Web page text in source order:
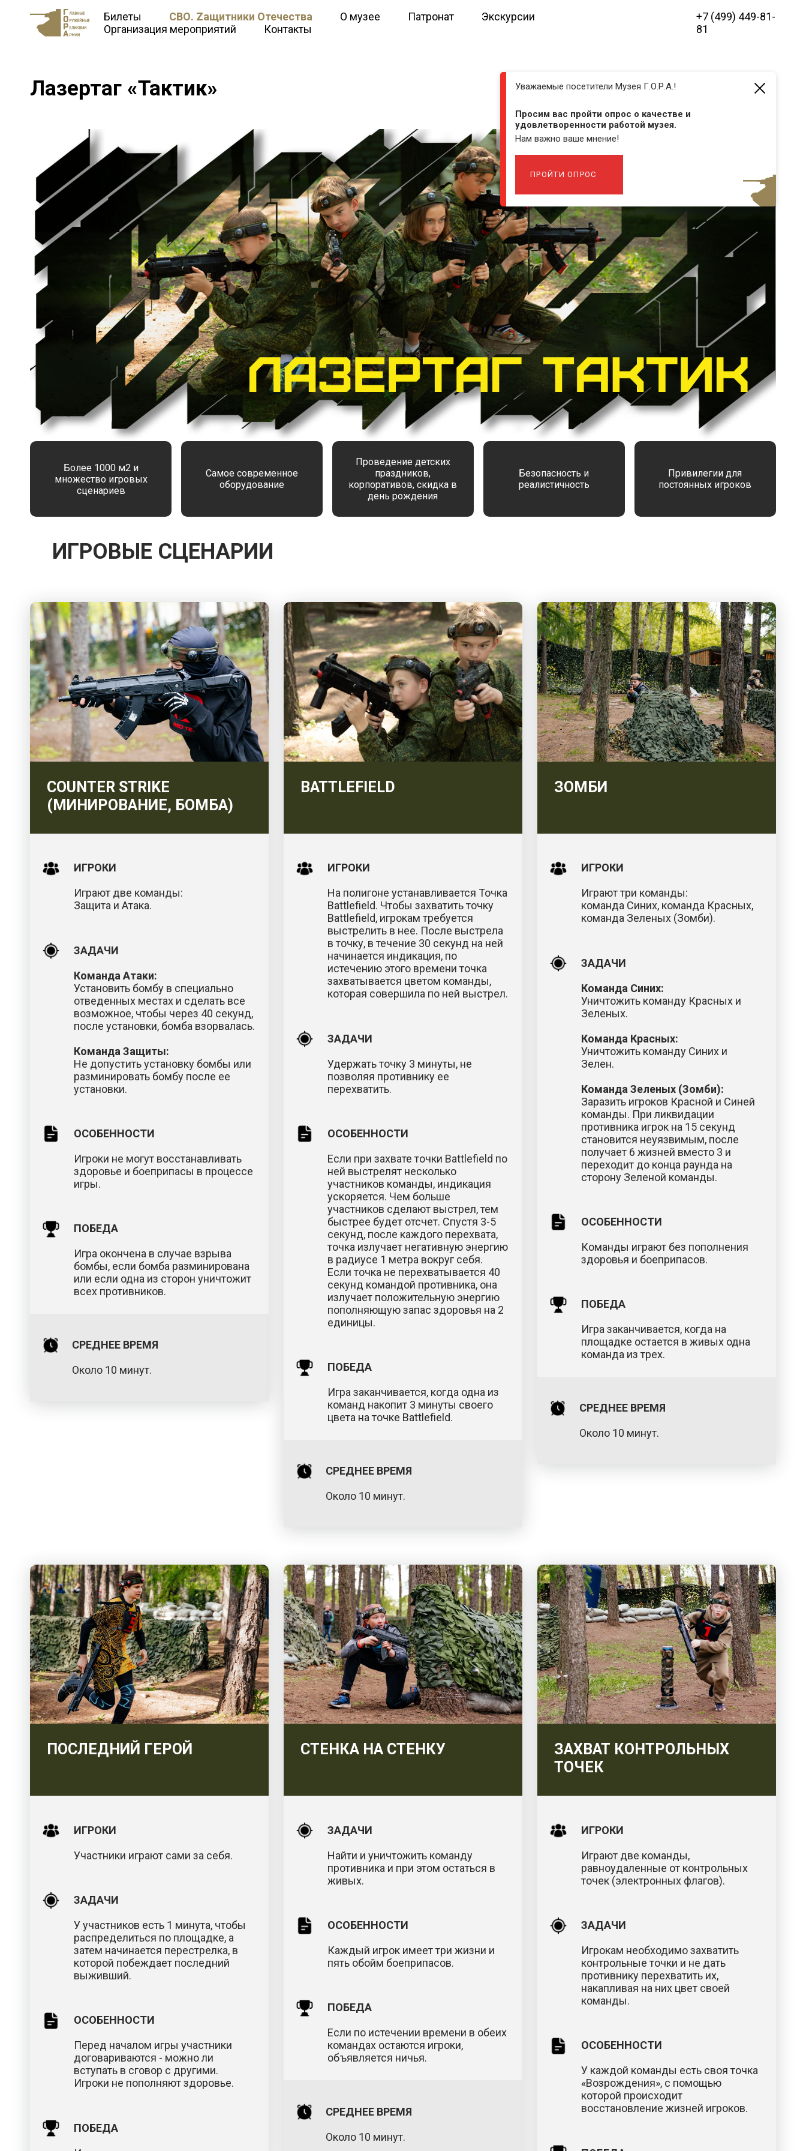
Уважаемые посетители Музея Г.О.Р.А.!
Просим вас пройти опрос о качестве и
удовлетворенности работой музея.
Нам важно ваше мнение!
ПРОЙТИ ОПРОС
Билеты СВО. Zащитники Отечества О музее Патронат
Экскурсии
Организация мероприятий
Контакты
+7 (499) 449-81-
81
Лазертаг «Тактик»
Более 1000 м2 и
множество игровых
сценариев
Самое современное
оборудование
Проведение детских
праздников,
корпоративов, скидка в
день рождения
Безопасность и
реалистичность
Привилегии для
постоянных игроков
ИГРОВЫЕ СЦЕНАРИИ
COUNTER STRIKE
(МИНИРОВАНИЕ, БОМБА)
ИГРОКИ
Играют две команды:
Защита и Атака.
ЗАДАЧИ
Команда Атаки:
Установить бомбу в специально
отведенных местах и сделать все
возможное, чтобы через 40 секунд,
после установки, бомба взорвалась.
Команда Защиты:
Не допустить установку бомбы или
разминировать бомбу после ее
установки.
ОСОБЕННОСТИ
Игроки не могут восстанавливать
здоровье и боеприпасы в процессе
игры.
ПОБЕДА
Игра окончена в случае взрыва
бомбы, если бомба разминирована
или если одна из сторон уничтожит
всех противников.
СРЕДНЕЕ ВРЕМЯ
Около 10 минут.
BATTLEFIELD
ИГРОКИ
На полигоне устанавливается Точка
Battlefield. Чтобы захватить точку
Battlefield, игрокам требуется
выстрелить в нее. После выстрела
в точку, в течение 30 секунд на ней
начинается индикация, по
истечению этого времени точка
захватывается цветом команды,
которая совершила по ней выстрел.
ЗАДАЧИ
Удержать точку 3 минуты, не
позволяя противнику ее
перехватить.
ОСОБЕННОСТИ
Если при захвате точки Battlefield по
ней выстрелят несколько
участников команды, индикация
ускоряется. Чем больше
участников сделают выстрел, тем
быстрее будет отсчет. Спустя 3-5
секунд, после каждого перехвата,
точка излучает негативную энергию
в радиусе 1 метра вокруг себя.
Если точка не перехватывается 40
секунд командой противника, она
излучает положительную энергию
пополняющую запас здоровья на 2
единицы.
ПОБЕДА
Игра заканчивается, когда одна из
команд накопит 3 минуты своего
цвета на точке Battlefield.
СРЕДНЕЕ ВРЕМЯ
Около 10 минут.
ЗОМБИ
ИГРОКИ
Играют три команды:
команда Синих, команда Красных,
команда Зеленых (Зомби).
ЗАДАЧИ
Команда Синих:
Уничтожить команду Красных и
Зеленых.
Команда Красных:
Уничтожить команду Синих и
Зелен.
Команда Зеленых (Зомби):
Заразить игроков Красной и Синей
команды. При ликвидации
противника игрок на 15 секунд
становится неуязвимым, после
получает 6 жизней вместо 3 и
переходит до конца раунда на
сторону Зеленой команды.
ОСОБЕННОСТИ
Команды играют без пополнения
здоровья и боеприпасов.
ПОБЕДА
Игра заканчивается, когда на
площадке остается в живых одна
команда из трех.
СРЕДНЕЕ ВРЕМЯ
Около 10 минут.
ПОСЛЕДНИЙ ГЕРОЙ
ИГРОКИ
Участники играют сами за себя.
ЗАДАЧИ
У участников есть 1 минута, чтобы
распределиться по площадке, а
затем начинается перестрелка, в
которой побеждает последний
выживший.
ОСОБЕННОСТИ
Перед началом игры участники
договариваются - можно ли
вступать в сговор с другими.
Игроки не пополняют здоровье.
ПОБЕДА
СТЕНКА НА СТЕНКУ
ЗАДАЧИ
Найти и уничтожить команду
противника и при этом остаться в
живых.
ОСОБЕННОСТИ
Каждый игрок имеет три жизни и
пять обойм боеприпасов.
ПОБЕДА
Если по истечении времени в обеих
командах остаются игроки,
объявляется ничья.
СРЕДНЕЕ ВРЕМЯ
Около 10 минут.
ЗАХВАТ КОНТРОЛЬНЫХ
ТОЧЕК
ИГРОКИ
Играют две команды,
равноудаленные от контрольных
точек (электронных флагов).
ЗАДАЧИ
Игрокам необходимо захватить
контрольные точки и не дать
противнику перехватить их,
накапливая на них цвет своей
команды.
ОСОБЕННОСТИ
У каждой команды есть своя точка
«Возрождения», с помощью
которой происходит
восстановление жизней игроков.